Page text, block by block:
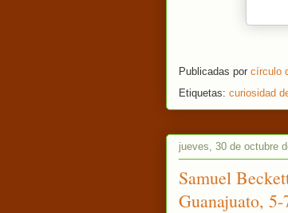
Publicadas por círculo
Etiquetas: curiosidad
jueves, 30 de octubre
Samuel
Guanajuato,